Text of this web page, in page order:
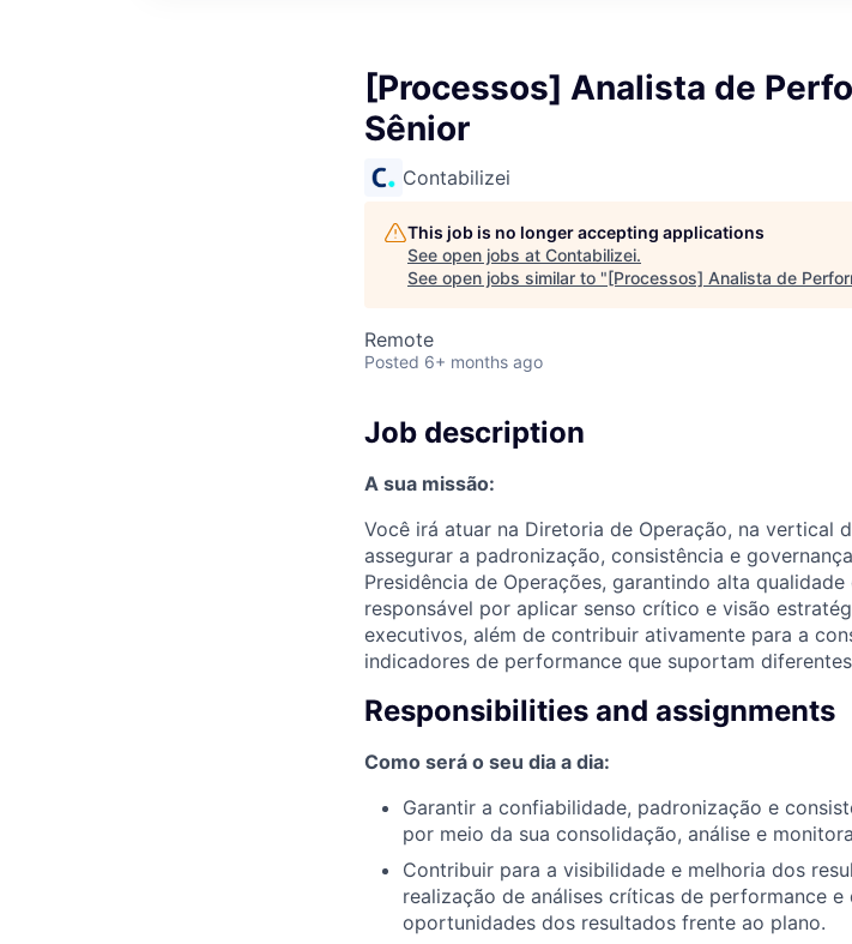
[Processos] Analista de
Sênior
Contabilizei
This job is no longer accepting applications
See open jobs at Contabilizei.
See open jobs similar to "[Processos] Analista de
Remote
Posted 6+ months ago
Job description
A sua missão:
Você irá atuar na Diretoria de Operação, na vertical
assegurar a padronização, consistência e
Presidência de Operações, garantindo alta
responsável por aplicar senso crítico e visão
executivos, além de contribuir ativamente para a
indicadores de performance que suportam
Responsibilities and assignments
Como será o seu dia a dia:
Garantir a confiabilidade, padronização e
por meio da sua consolidação, análise e
Contribuir para a visibilidade e melhoria dos
realização de análises críticas de performance
oportunidades dos resultados frente ao plano.